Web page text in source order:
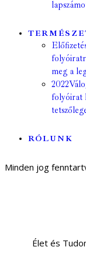
meg a
2022
folyóirat
RÓLUNK
Minden jog
Élet és